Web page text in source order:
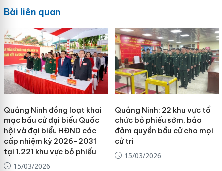
Bài liên quan
Quảng Ninh đồng loạt khai
mạc bầu cử đại biểu Quốc
hội và đại biểu HĐND các
cấp nhiệm kỳ 2026-2031
tại 1.221 khu vực bỏ phiếu
15/03/2026
Quảng Ninh: 22 khu vực tổ
chức bỏ phiếu sớm, bảo
đảm quyền bầu cử cho mọi
cử tri
15/03/2026